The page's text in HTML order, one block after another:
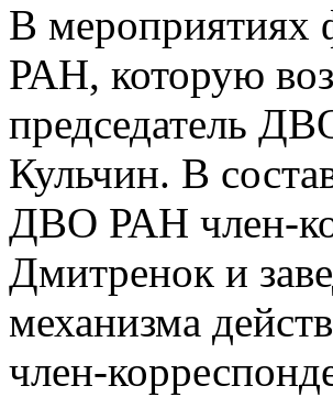
В мероприятиях
РАН, которую
председатель
Кульчин. В
ДВО РАН член-
Дмитренок и
механизма
член-